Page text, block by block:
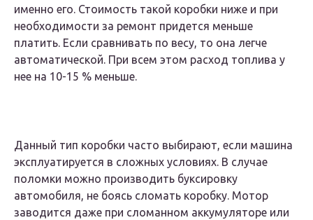
именно его. Стоимость такой коробки ниже и при
необходимости за ремонт придется меньше
платить. Если сравнивать по весу, то она легче
автоматической. При всем этом расход топлива у
нее на 10-15 % меньше.
Данный тип коробки часто выбирают, если машина
эксплуатируется в сложных условиях. В случае
поломки можно производить буксировку
автомобиля, не боясь сломать коробку. Мотор
заводится даже при сломанном аккумуляторе или